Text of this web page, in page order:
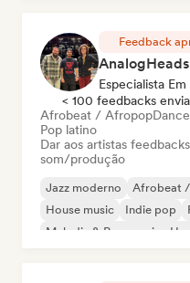
Feedback
AnalogHeads
Especialista Em
< 100 feedbacks
Afrobeat / Afropop
Pop latino
Dar aos artistas
som/produção
Jazz moderno Afrobeat
House music
Indie pop
Melodic & Progressive